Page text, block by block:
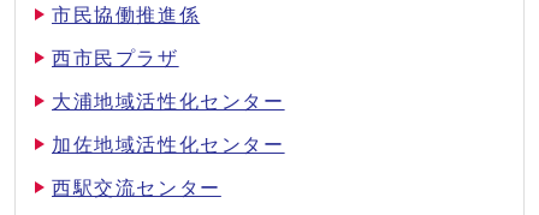
市民協働推進係
西市民プラザ
大浦地域活性化センター
加佐地域活性化センター
西駅交流センター